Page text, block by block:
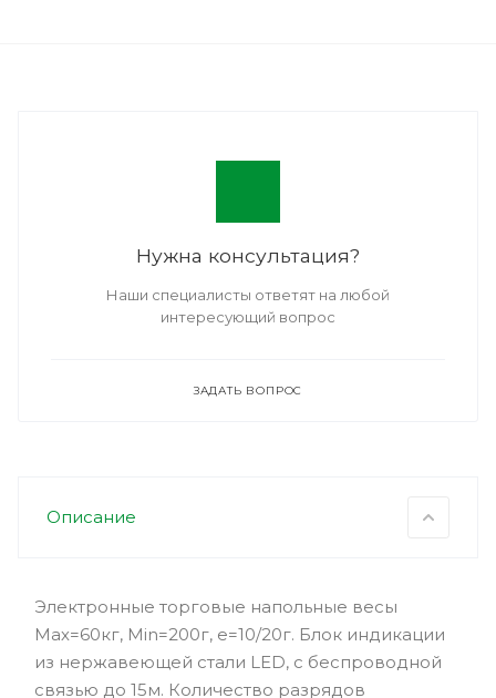
Нужна консультация?
Наши специалисты ответят на любой
интересующий вопрос
ЗАДАТЬ ВОПРОС
Описание
Электронные торговые напольные весы
Мах=60кг, Min=200г, e=10/20г. Блок индикации
из нержавеющей стали LED, с беспроводной
связью до 15м. Количество разрядов